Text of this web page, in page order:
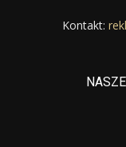
Kontakt: